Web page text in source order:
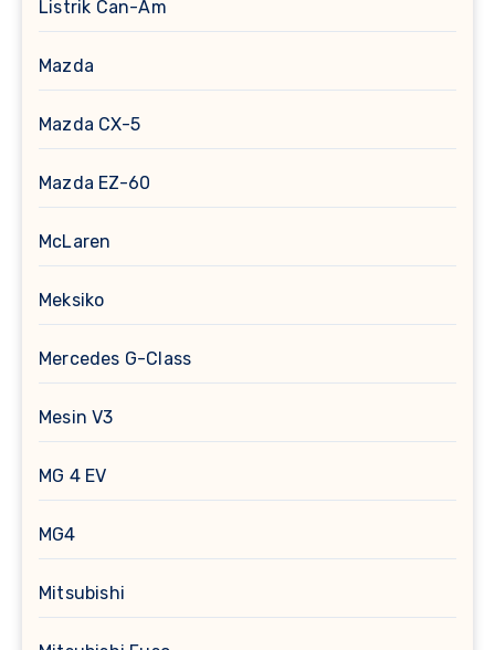
Listrik Can-Am
Mazda
Mazda CX-5
Mazda EZ-60
McLaren
Meksiko
Mercedes G-Class
Mesin V3
MG 4 EV
MG4
Mitsubishi